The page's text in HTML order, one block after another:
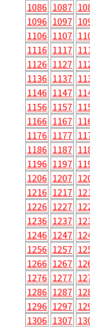
1086 1087
1096 1097
1106 1107
1116 1117
1126 1127
1136 1137
1146 1147
1156 1157
1166 1167
1176 1177
1186 1187
1196 1197
1206 1207
1216 1217
1226 1227
1236 1237
1246 1247
1256 1257
1266 1267
1276 1277
1286 1287
1296 1297
1306 1307